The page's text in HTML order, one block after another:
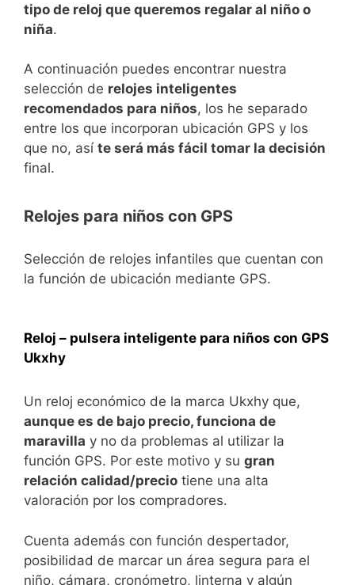
tipo de reloj que queremos regalar al niño o
niña.
A continuación puedes encontrar nuestra
selección de relojes inteligentes
recomendados para niños, los he separado
entre los que incorporan ubicación GPS y los
que no, así te será más fácil tomar la decisión
final.
Relojes para niños con GPS
Selección de relojes infantiles que cuentan con
la función de ubicación mediante GPS.
Reloj – pulsera inteligente para niños con GPS
Ukxhy
Un reloj económico de la marca Ukxhy que,
aunque es de bajo precio, funciona de
maravilla y no da problemas al utilizar la
función GPS. Por este motivo y su gran
relación calidad/precio tiene una alta
valoración por los compradores.
Cuenta además con función despertador,
posibilidad de marcar un área segura para el
niño, cámara, cronómetro, linterna y algún